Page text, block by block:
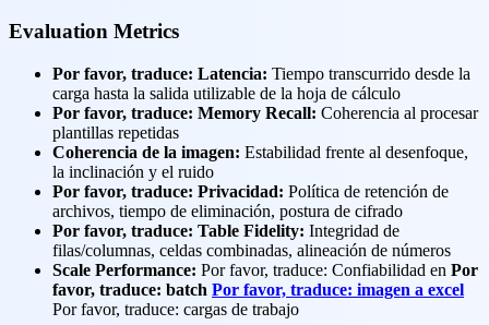
Evaluation Metrics
Por favor, traduce: Latencia: Tiempo transcurrido desde la
carga hasta la salida utilizable de la hoja de cálculo
Por favor, traduce: Memory Recall: Coherencia al procesar
plantillas repetidas
Coherencia de la imagen: Estabilidad frente al desenfoque,
la inclinación y el ruido
Por favor, traduce: Privacidad: Política de retención de
archivos, tiempo de eliminación, postura de cifrado
Por favor, traduce: Table Fidelity: Integridad de
filas/columnas, celdas combinadas, alineación de números
Scale Performance: Por favor, traduce: Confiabilidad en Por
favor, traduce: batch Por favor, traduce: imagen a excel
Por favor, traduce: cargas de trabajo